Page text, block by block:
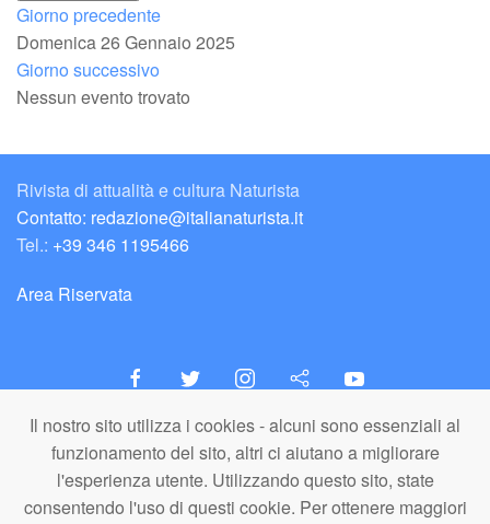
Il nostro sito utilizza i cookies - alcuni sono essenziali al
funzionamento del sito, altri ci aiutano a migliorare
l'esperienza utente. Utilizzando questo sito, state
consentendo l'uso di questi cookie. Per ottenere maggiori
Giorno precedente
Domenica 26 Gennaio 2025
Giorno successivo
Nessun evento trovato
Rivista di attualità e cultura Naturista
Contatto: redazione@italianaturista.it
Tel.: +39 346 1195466
Area Riservata
italiaNATURISTA
Editore e Redazione
A.N.ITA. Associazione Naturista Italiana (APS)
C.F. 80203710159